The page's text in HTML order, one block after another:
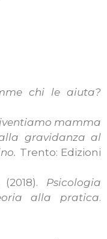
chi le aiuta?
mamma
gravidanza al
Trento: Edizioni
Psicologia
alla pratica.